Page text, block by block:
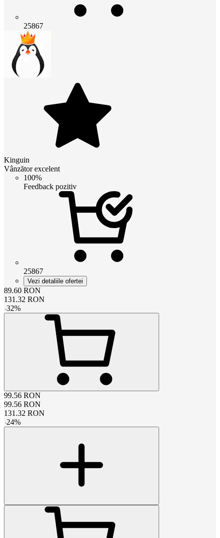
25867
Kinguin
Vânzător excelent
100%
Feedback pozitiv
25867
Vezi detaliile ofertei
89.60 RON
131.32 RON
-32%
99.56 RON
99.56 RON
131.32 RON
-24%